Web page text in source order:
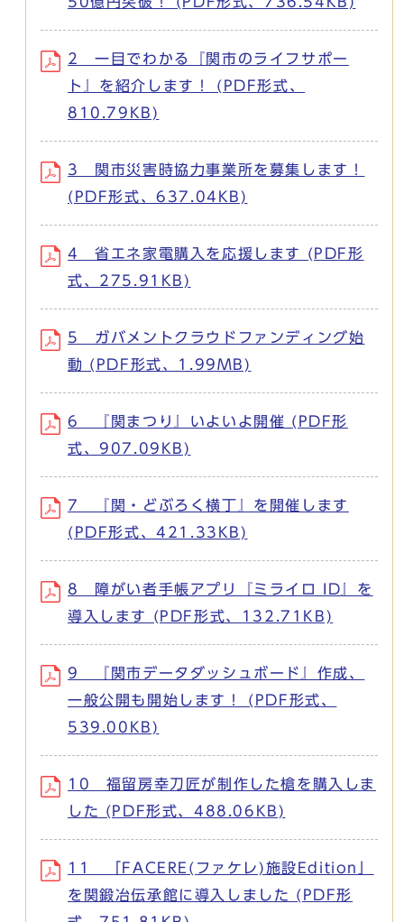
2 一目でわかる『関市のライフサポー
ト』を紹介します！ (PDF形式、
810.79KB)
3 関市災害時協力事業所を募集します！
(PDF形式、637.04KB)
4 省エネ家電購入を応援します (PDF形
式、275.91KB)
5 ガバメントクラウドファンディング始
動 (PDF形式、1.99MB)
6 『関まつり』いよいよ開催 (PDF形
式、907.09KB)
7 『関・どぶろく横丁』を開催します
(PDF形式、421.33KB)
8 障がい者手帳アプリ『ミライロ ID』を
導入します (PDF形式、132.71KB)
9 『関市データダッシュボード』作成、
一般公開も開始します！ (PDF形式、
539.00KB)
10 福留房幸刀匠が制作した槍を購入しま
した (PDF形式、488.06KB)
11 「FACERE(ファケレ)施設Edition」
を関鍛冶伝承館に導入しました (PDF形